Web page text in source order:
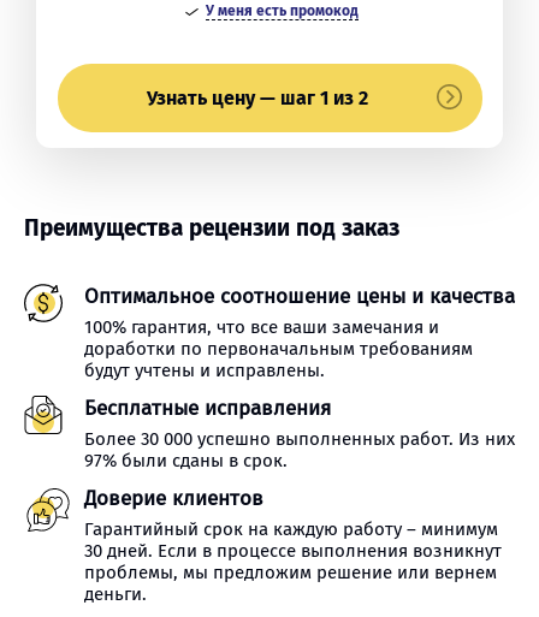
У меня есть промокод
Узнать цену — шаг 1 из 2
Преимущества рецензии под заказ
Оптимальное соотношение цены и качества
100% гарантия, что все ваши замечания и
доработки по первоначальным требованиям
будут учтены и исправлены.
Бесплатные исправления
Более 30 000 успешно выполненных работ. Из них
97% были сданы в срок.
Доверие клиентов
Гарантийный срок на каждую работу – минимум
30 дней. Если в процессе выполнения возникнут
проблемы, мы предложим решение или вернем
деньги.